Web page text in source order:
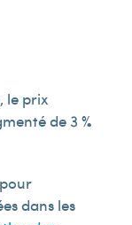
le prix
de 3 %
dans les